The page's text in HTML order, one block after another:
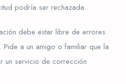
podría ser rechazada.
debe estar libre de errores
a un amigo o familiar que la
un servicio de corrección